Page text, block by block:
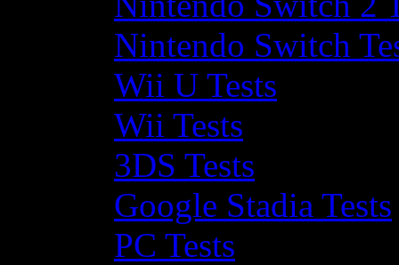
Nintendo Switch
Wii U Tests
Wii Tests
3DS Tests
Google Stadia Tests
PC Tests